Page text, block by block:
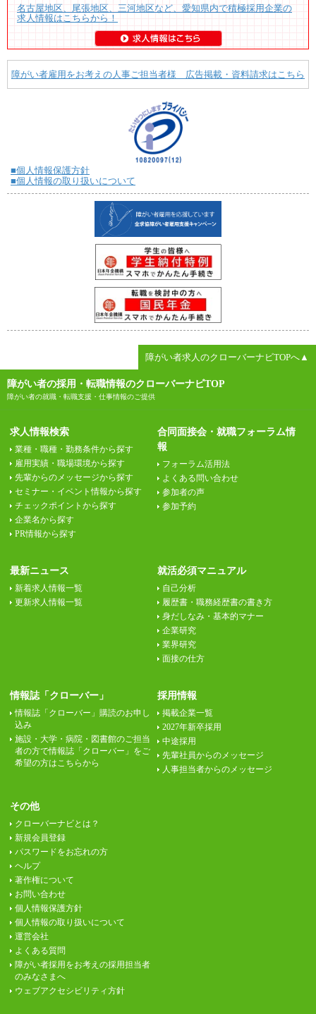
名古屋地区、尾張地区、三河地区など、愛知県内で積極採用企業の
求人情報はこちらから！
障がい者雇用をお考えの人事ご担当者様 広告掲載・資料請求はこちら
■個人情報保護方針
■個人情報の取り扱いについて
障がい者求人のクローバーナビTOPへ▲
障がい者の採用・転職情報のクローバーナビTOP
障がい者の就職・転職支援・仕事情報のご提供
求人情報検索
業種・職種・勤務条件から探す
雇用実績・職場環境から探す
先輩からのメッセージから探す
セミナー・イベント情報から探す
チェックポイントから探す
企業名から探す
PR情報から探す
合同面接会・就職フォーラム情
報
フォーラム活用法
よくある問い合わせ
参加者の声
参加予約
最新ニュース
新着求人情報一覧
更新求人情報一覧
就活必須マニュアル
自己分析
履歴書・職務経歴書の書き方
身だしなみ・基本的マナー
企業研究
業界研究
面接の仕方
情報誌「クローバー」
情報誌「クローバー」購読のお申し
込み
施設・大学・病院・図書館のご担当
者の方で情報誌「クローバー」をご
希望の方はこちらから
採用情報
掲載企業一覧
2027年新卒採用
中途採用
先輩社員からのメッセージ
人事担当者からのメッセージ
その他
クローバーナビとは？
新規会員登録
パスワードをお忘れの方
ヘルプ
著作権について
お問い合わせ
個人情報保護方針
個人情報の取り扱いについて
運営会社
よくある質問
障がい者採用をお考えの採用担当者
のみなさまへ
ウェブアクセシビリティ方針